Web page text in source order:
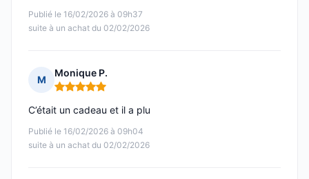
Publié le 16/02/2026 à 09h37
suite à un achat du 02/02/2026
M
Monique P.
Note : 5 sur 5
Publié le 16/02/2026 à 09h04
suite à un achat du 02/02/2026
C’était un cadeau et il a plu